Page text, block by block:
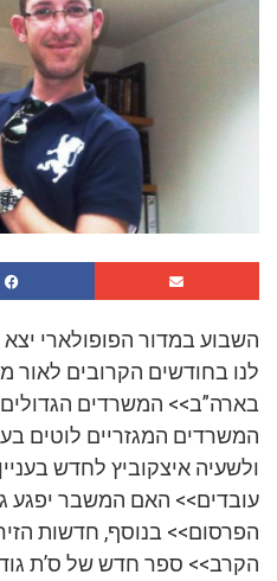
השבוע במדור הפופולארי יצא
לנו בחודשים הקרובים לאור
בארה”ב>> המשרדים הגדולים
המשרדים המגזריים לוטים
ולשעיה איצקוביץ לחדש
עובדים>> האם המשבר יפגע
הפרסום>> בנוסף, חדשות
הקרב>> ספר חדש של ס’ת